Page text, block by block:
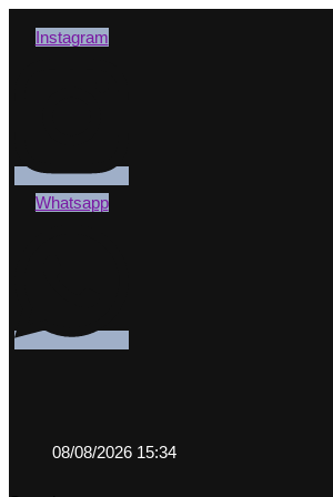
Instagram
Whatsapp
08/08/2026 15:34